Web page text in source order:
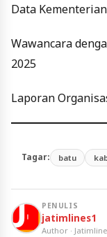
Data
Wawancara
2025
Laporan
Tagar: batu
PENULIS
jatimlines1
Author ·